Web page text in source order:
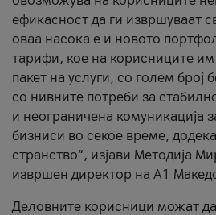
ефикасност да ги извршуваат
оваа насока е и новото
тарифи, кое на корисниците
пакет на услуги, со голем број
со нивните потреби за
и неограничена комуникација
бизниси во секое време,
странство“, изјави Методија
извршен директор на А1
Деловните корисници можат